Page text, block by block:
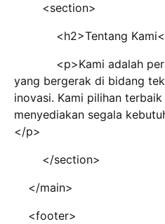
<section>
<h2>Tentang
<p>Kami adalah
yang bergerak di bidang
inovasi. Kami pilihan terbaik
menyediakan segala
</p>
</section>
</main>
<footer>